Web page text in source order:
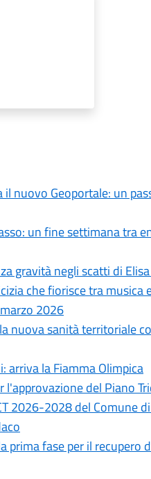
nuovo Geoportale: un
un fine settimana tra
gravità negli scatti di
che fiorisce tra musica
2026
nuova sanità territoriale
arriva la Fiamma Olimpica
del Piano
2026-2028 del Comune
prima fase per il recupero